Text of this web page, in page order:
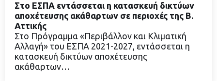
ΔΙΑΒΑΣΤΕ ΠΕΡΙΣΣΟΤΕΡΑ
Στο ΕΣΠΑ εντάσσεται η κατασκευή δικτύων
αποχέτευσης ακάθαρτων σε περιοχές της Β.
Αττικής
Στο Πρόγραμμα «Περιβάλλον και Κλιματική
Αλλαγή» του ΕΣΠΑ 2021-2027, εντάσσεται η
κατασκευή δικτύων αποχέτευσης
ακάθαρτων…